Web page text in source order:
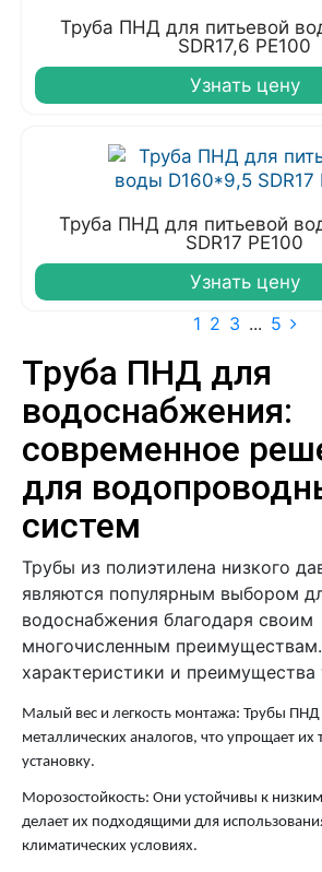
Труба ПНД для питьевой
SDR17,6 PE100
Узнать цену
Труба ПНД для питьевой
SDR17 PE100
Узнать цену
1 2 3 ... 5
Труба ПНД для
водоснабжения:
современное
для
систем
Трубы из полиэтилена низкого
являются популярным выбором
водоснабжения благодаря своим
многочисленным
характеристики и
Малый вес и легкость монтажа: Трубы ПНД
металлических аналогов, что упрощает их
установку.
Морозостойкость: Они устойчивы к
делает их подходящими для
климатических условиях.